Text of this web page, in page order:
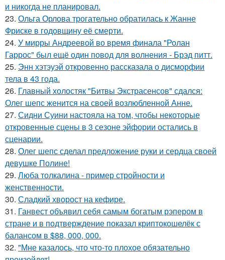
и никогда не планировал.
23. Ольга Орлова трогательно обратилась к Жанне
Фриске в годовщину её смерти.
24. У мирры Андреевой во время финала "Ролан
Гаррос" был ещё один повод для волнения - Брэд питт.
25. Энн хэтэуэй откровенно рассказала о дисморфии
тела в 43 года.
26. Главный холостяк "Битвы Экстрасенсов" сдался:
Олег шепс женится на своей возлюбленной Анне.
27. Сидни Суини настояла на том, чтобы некоторые
откровенные сцены в 3 сезоне эйфории остались в
сценарии.
28. Олег шепс сделал предложение руки и сердца своей
девушке Полине!
29. Люба толкалина - пример стройности и
женственности.
30. Сладкий хворост на кефире.
31. Ганвест объявил себя самым богатым рэпером в
стране и в подтверждение показал криптокошелёк с
балансом в $88, 000, 000.
32. "Мне казалось, что что-то плохое обязательно